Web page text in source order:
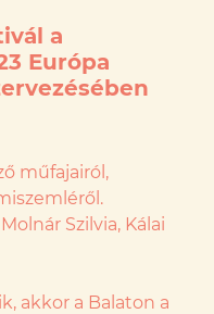
a
Európa
műfajairól,
Szilvia, Kálai
akkor a Balaton a